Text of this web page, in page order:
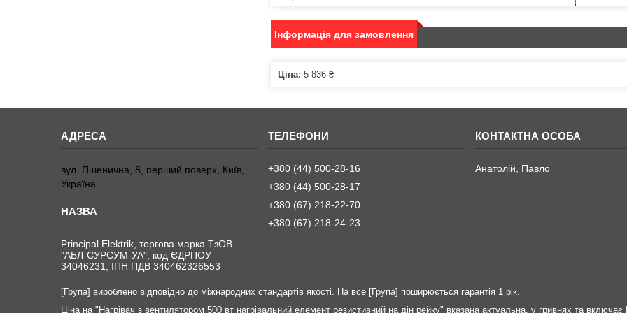
Інформація для замовлення
Ціна: 5 836 ₴
вул. Пшенична, 8, перший поверх, Київ,
Україна
Principal Elektrik, торгова марка ТзОВ
"АБЛ-СУРСУМ-УА", код ЄДРПОУ
34046231, ІПН ПДВ 340462326553
+380 (44) 500-28-16
+380 (44) 500-28-17
+380 (67) 218-22-70
+380 (67) 218-24-23
Анатолій, Павло
[Група] вироблено відповідно до міжнародних стандартів якості. На все [Група] поширюється гарантія 1 рік.
Ціна на "Нагрівач з вентилятором 500 вт нагрівальний елемент резистивний на дін рейку" вказана актуальна, у гривнях та